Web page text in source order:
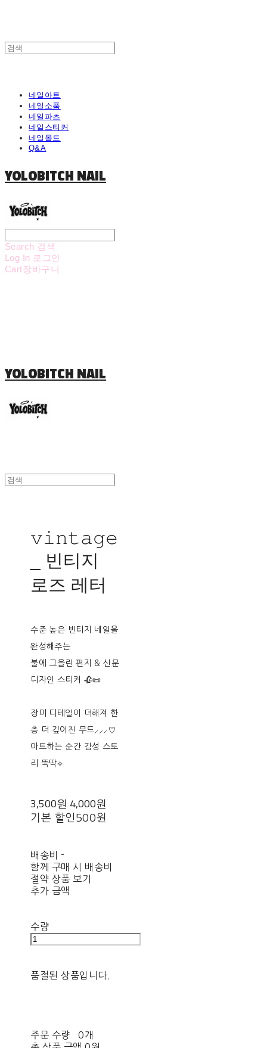
네일아트
네일소품
네일파츠
네일스티커
네일몰드
Q&A
YOLOBITCH NAIL
Search 검색
Log In 로그인
Cart장바구니
YOLOBITCH NAIL
𝚟𝚒𝚗𝚝𝚊𝚐𝚎
_ 빈티지
로즈 레터
수준 높은 빈티지 네일을
완성해주는
불에 그을린 편지 & 신문
디자인 스티커 🥀📜
장미 디테일이 더해져 한
층 더 깊어진 무드⸝⸝⸝♡︎
아트하는 순간 감성 스토
리 뚝딱⟡
3,500원 4,000원
기본 할인 500원
배송비 -
함께 구매 시 배송비
절약 상품 보기
추가 금액
수량
품절된 상품입니다.
주문 수량
0개